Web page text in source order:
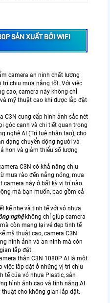
SẢN XUẤT BỞI WIFI
camera an ninh chất lượng
trí chịu mưa nắng tốt. Với việc
cao, camera này không chỉ
mỹ thuật cao khi được lắp đặt
C3N cung cấp hình ảnh sắc nét
góc cạnh và chi tiết quan trọng
nghệ AI (Trí tuệ nhân tạo), cho
dạng chuyển động người và
hơn và giảm thiểu số lượng
C3N có khả năng chịu
mưa rào đến nắng nóng, mưa
camera này ở bất kỳ vị trí nào
mà bạn muốn, bao gồm cả
kế nhẹ và tinh tế với vỏ nhựa
nghệkhông chỉ giúp camera
còn mang lại vẻ đẹp tinh tế
mỹ thuật cao, camera C3N
hình ảnh và an ninh mà còn
lắp đặt.
thân C3N 1080P AI là một
việc lắp đặt ở những vị trí chịu
tế của vỏ nhựa Plastic, sản
hình ảnh cao và tính năng AI
cho không gian lắp đặt.